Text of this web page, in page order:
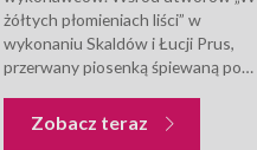
żółtych płomieniach liści” w
wykonaniu Skaldów i Łucji Prus,
przerwany piosenką śpiewaną po
Jarocką. Teledysk Magdy Umer „Już
szumią kasztany” oraz teledysk w
Zobacz teraz Muzyka